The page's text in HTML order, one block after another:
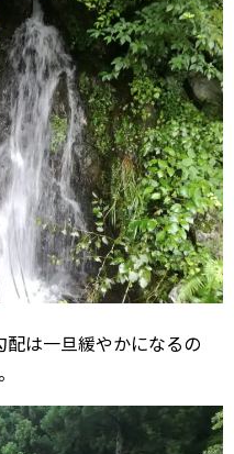
は一旦緩やかになるの